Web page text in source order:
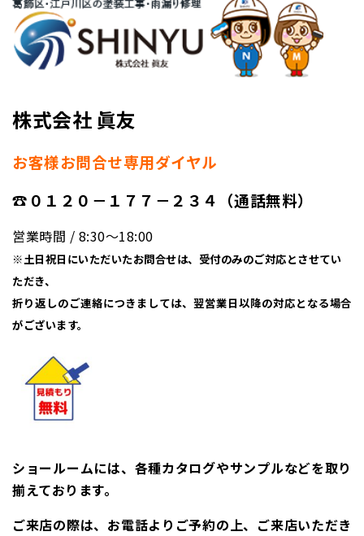
株式会社 眞友
お客様お問合せ専用ダイヤル
☎０１２０－１７７－２３４（通話無料）
営業時間 / 8:30〜18:00
※土日祝日にいただいたお問合せは、受付のみのご対応とさせてい
ただき、
折り返しのご連絡につきましては、翌営業日以降の対応となる場合
がございます。
ショールームには、各種カタログやサンプルなどを取り
揃えております。
ご来店の際は、お電話よりご予約の上、ご来店いただき